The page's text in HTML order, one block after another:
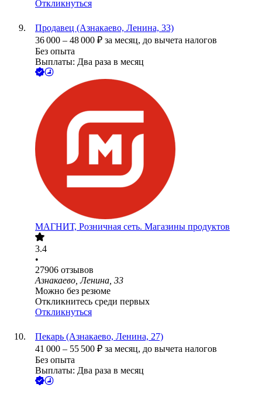
Откликнуться
Продавец (Азнакаево, Ленина, 33)
36 000 – 48 000 ₽ за месяц, до вычета налогов
Без опыта
Выплаты: Два раза в месяц
МАГНИТ, Розничная сеть. Магазины продуктов
3.4
•
27906 отзывов
Азнакаево, Ленина, 33
Можно без резюме
Откликнитесь среди первых
Откликнуться
Пекарь (Азнакаево, Ленина, 27)
41 000 – 55 500 ₽ за месяц, до вычета налогов
Без опыта
Выплаты: Два раза в месяц